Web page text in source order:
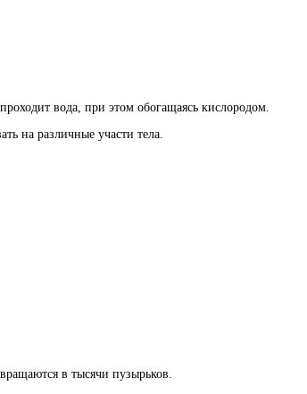
вода, при этом обогащаясь кислородом.
на различные участи тела.
в тысячи пузырьков.